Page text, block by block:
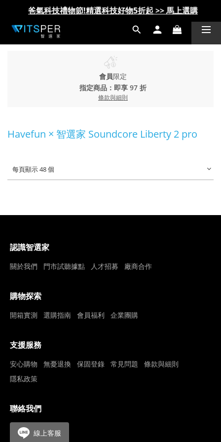
爸氣科技禮物節!精選科技好物5折起 >> 馬上選購
爸氣科技禮物節!精選科技好物5折起 >> 馬上選購
會員限定
指定商品：即享 97 折
條款與細則
Havefun × 智選家 Soundcore Liberty 2 pro
每頁顯示 48 個
認識智選家
關於我們 門市試聽據點 人才招募 廠商合作
購物探索
開箱實測 選購指南 會員福利 企業團購
支援服務
安心購物 無憂退換 保固登錄 常見問題
條款與細則
隱私政策
聯絡我們
線上客服